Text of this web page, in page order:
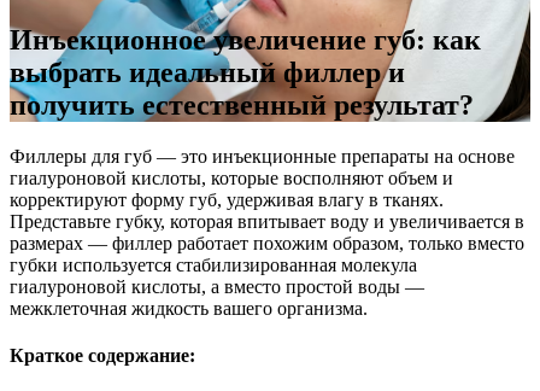
Инъекционное увеличение губ: как
выбрать идеальный филлер и
получить естественный результат?
Филлеры для губ — это инъекционные препараты на основе
гиалуроновой кислоты, которые восполняют объем и
корректируют форму губ, удерживая влагу в тканях.
Представьте губку, которая впитывает воду и увеличивается в
размерах — филлер работает похожим образом, только вместо
губки используется стабилизированная молекула
гиалуроновой кислоты, а вместо простой воды —
межклеточная жидкость вашего организма.
Краткое содержание: